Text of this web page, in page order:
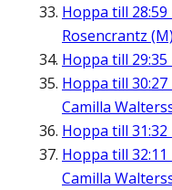
Hoppa till 28:59
Rosencrantz (M)
Hoppa till 29:35
Hoppa till 30:27
Camilla
Hoppa till 31:32
Hoppa till 32:11
Camilla